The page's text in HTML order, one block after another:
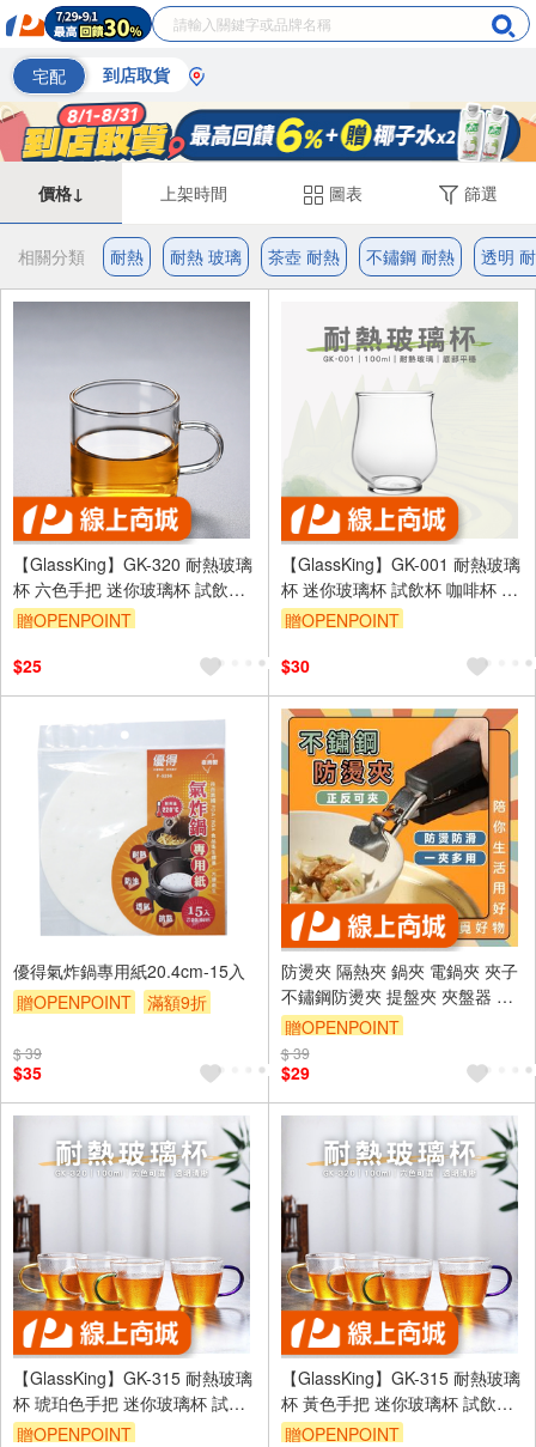
宅配 到店取貨
價格↓ 上架時間 圖表 篩選
相關分類 耐熱 耐熱 玻璃 茶壺 耐熱 不鏽鋼 耐熱 透明
【GlassKing】GK-320 耐熱玻璃
杯 六色手把 迷你玻璃杯 試飲杯
咖啡杯 水杯 茶杯 酒杯
贈OPENPOINT
$25
【GlassKing】GK-001 耐熱玻璃
杯 迷你玻璃杯 試飲杯 咖啡杯 水
杯 茶杯 酒杯
贈OPENPOINT
$30
優得氣炸鍋專用紙20.4cm-15入
贈OPENPOINT
滿額9折
$ 39
$35
防燙夾 隔熱夾 鍋夾 電鍋夾 夾子
不鏽鋼防燙夾 提盤夾 夾盤器 盤
器【Ho覓好物】雙柄夾 鍋盤夾
碗夾 取碗夾 盆碗夾
贈OPENPOINT
$ 39
$29
【GlassKing】GK-315 耐熱玻璃
杯 琥珀色手把 迷你玻璃杯 試飲
杯 咖啡杯 水杯 茶杯 酒杯
贈OPENPOINT
【GlassKing】GK-315 耐熱玻璃
杯 黃色手把 迷你玻璃杯 試飲杯
咖啡杯 水杯 茶杯 酒杯
贈OPENPOINT